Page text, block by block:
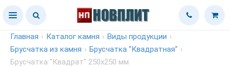
Главная › Каталог камня › Виды продукции ›
Брусчатка из камня › Брусчатка "Квадратная" ›
Брусчатка "Квадрат" 250х250 мм